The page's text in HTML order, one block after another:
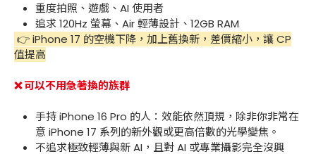
重度拍照、遊戲、AI 使用者
追求 120Hz 螢幕、Air 輕薄設計、12GB RAM
👉 iPhone 17 的空機下降，加上舊換新，差價縮小，讓 CP
值提高
❌ 可以不用急著換的族群
手持 iPhone 16 Pro 的人：效能依然頂規，除非你非常在
意 iPhone 17 系列的新外觀或更高倍數的光學變焦。
不追求極致輕薄與新 AI，且對 AI 或專業攝影完全沒興